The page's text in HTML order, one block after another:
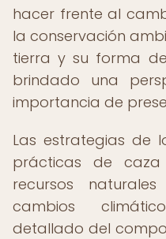
hacer frente al
la conservación
tierra y su forma
brindado una
importancia de
Las estrategias de
prácticas de caza
recursos
cambios
detallado del